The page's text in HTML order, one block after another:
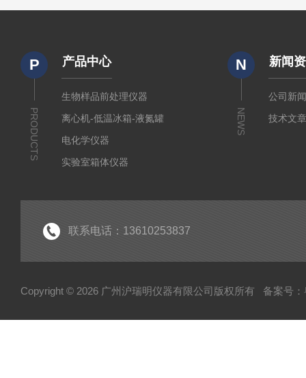
P
PRODUCTS
产品中心
生物样品前处理仪器
离心机-低温冰箱-液氮罐
电化学仪器
实验室箱体仪器
粮油食品林业仪器
N
NEWS
新闻
公司新
技术文
联系电话：13610253837
Copyright © 2026 广州沪瑞明仪器有限公司版权所有 备案号